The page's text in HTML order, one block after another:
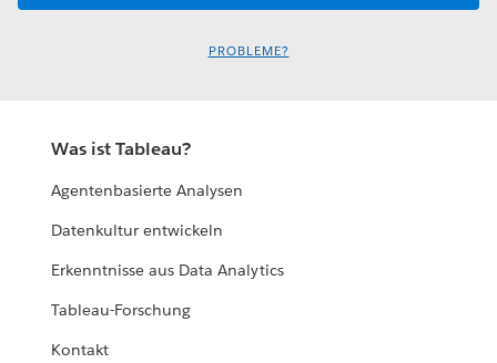
PROBLEME?
Was ist Tableau?
Agentenbasierte Analysen
Datenkultur entwickeln
Erkenntnisse aus Data Analytics
Tableau-Forschung
Kontakt